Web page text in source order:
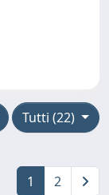
Tutti (22)
1 2